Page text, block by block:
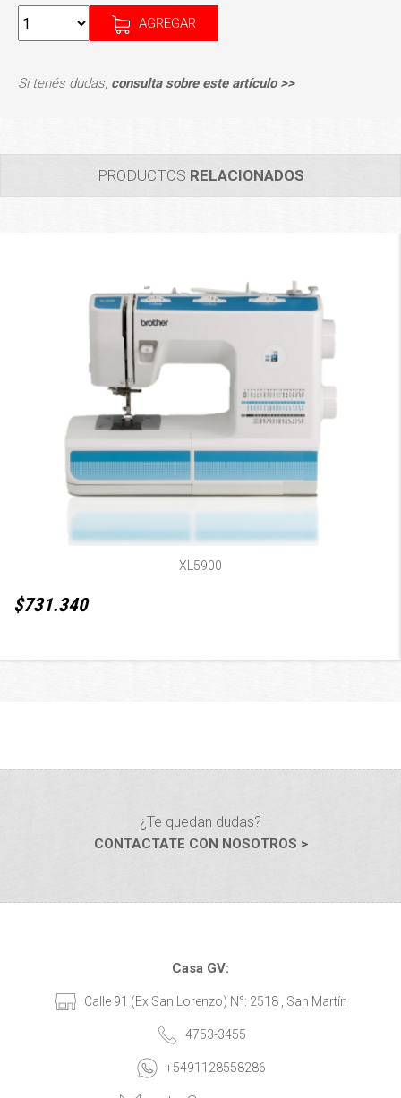
AGREGAR
Si tenés dudas, consulta sobre este artículo >>
PRODUCTOS RELACIONADOS
XL5900
$731.340
¿Te quedan dudas?
CONTACTATE CON NOSOTROS >
Casa GV:
Calle 91 (Ex San Lorenzo) N°: 2518 , San Martín
4753-3455
+5491128558286